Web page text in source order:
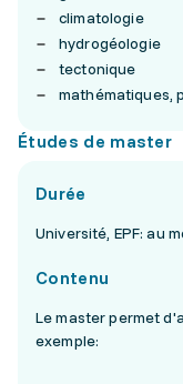
climatologie
hydrogéologie
tectonique
mathématiques,
Études de master
Durée
Université, EPF: au
Contenu
Le master permet
exemple: